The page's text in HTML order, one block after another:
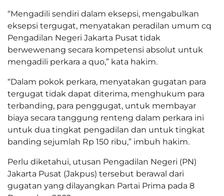
“Mengadili sendiri dalam eksepsi, mengabulkan
eksepsi tergugat, menyatakan peradilan umum cq
Pengadilan Negeri Jakarta Pusat tidak
berwewenang secara kompetensi absolut untuk
mengadili perkara a quo,” kata hakim.
“Dalam pokok perkara, menyatakan gugatan para
tergugat tidak dapat diterima, menghukum para
terbanding, para penggugat, untuk membayar
biaya secara tanggung renteng dalam perkara ini
untuk dua tingkat pengadilan dan untuk tingkat
banding sejumlah Rp 150 ribu,” imbuh hakim.
Perlu diketahui, utusan Pengadilan Negeri (PN)
Jakarta Pusat (Jakpus) tersebut berawal dari
gugatan yang dilayangkan Partai Prima pada 8